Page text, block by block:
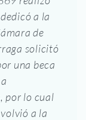
a la
de
solicitó
una beca
por lo cual
a la